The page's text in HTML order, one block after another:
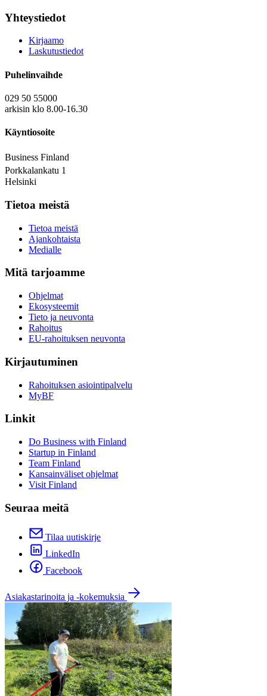
Yhteystiedot
Kirjaamo
Laskutustiedot
Puhelinvaihde
029 50 55000
arkisin klo 8.00-16.30
Käyntiosoite
Business Finland
Porkkalankatu 1
Helsinki
Tietoa meistä
Tietoa meistä
Ajankohtaista
Medialle
Mitä tarjoamme
Ohjelmat
Ekosysteemit
Tieto ja neuvonta
Rahoitus
EU-rahoituksen neuvonta
Kirjautuminen
Rahoituksen asiointipalvelu
MyBF
Linkit
Do Business with Finland
Startup in Finland
Team Finland
Kansainväliset ohjelmat
Visit Finland
Seuraa meitä
Tilaa uutiskirje
LinkedIn
Facebook
Asiakastarinoita ja -kokemuksia